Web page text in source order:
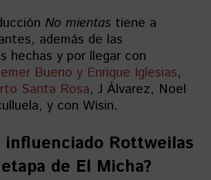
No mientas tiene a
además de las
hechas y por llegar con
Bueno y Enrique Iglesias,
Santa Rosa, J Álvarez, Noel
y con Wisin.
influenciado Rottweilas
de El Micha?